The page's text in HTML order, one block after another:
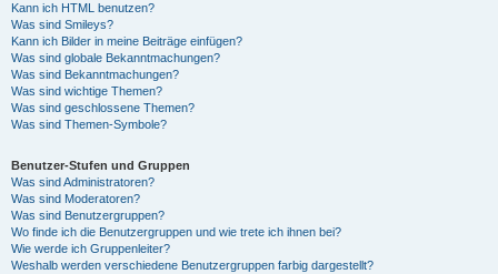
Kann ich HTML benutzen?
Was sind Smileys?
Kann ich Bilder in meine Beiträge einfügen?
Was sind globale Bekanntmachungen?
Was sind Bekanntmachungen?
Was sind wichtige Themen?
Was sind geschlossene Themen?
Was sind Themen-Symbole?
Benutzer-Stufen und Gruppen
Was sind Administratoren?
Was sind Moderatoren?
Was sind Benutzergruppen?
Wo finde ich die Benutzergruppen und wie trete ich ihnen bei?
Wie werde ich Gruppenleiter?
Weshalb werden verschiedene Benutzergruppen farbig dargestellt?